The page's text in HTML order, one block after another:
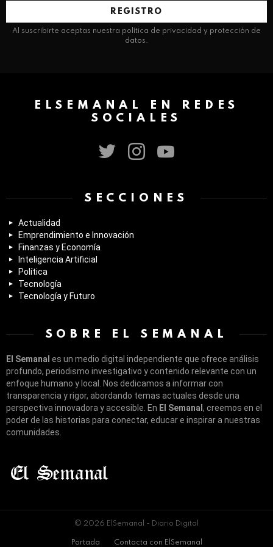
Al suscribirte aceptas nuestra política de privacidad y protección de
datos.
ELSEMANAL EN REDES
SOCIALES
SECCIONES
Actualidad
Emprendimiento e Innovación
Finanzas y Economía
Inteligencia Artificial
Política
Tecnología
Tecnología y Futuro
SOBRE EL SEMANAL
El Semanal es un medio digital independiente que ofrece análisis
profundo, periodismo investigativo y contenido relevante con un
enfoque humano y local. Nos dedicamos a informar con
transparencia y rigor, abordando temas actuales desde una
perspectiva innovadora y accesible. En El Semanal , creemos en el
poder de las historias para conectar, educar e inspirar a nuestras
comunidades.
© 2026 ElSemanal - Diario Digital
Portada Contacta con ElSemanal